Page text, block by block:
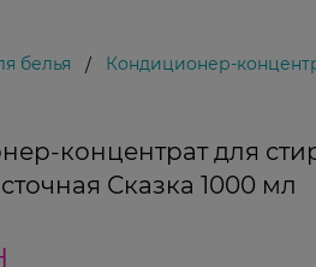
белья / Кондиционер-
концентрат для
Сказка 1000 мл